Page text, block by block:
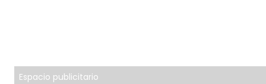
Espacio publicitario